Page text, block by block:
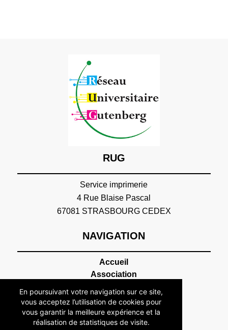
RUG
Service imprimerie
4 Rue Blaise Pascal
67081 STRASBOURG CEDEX
NAVIGATION
Accueil
Association
Devenir adhérent
Statuts
Membres
En poursuivant votre navigation sur ce site,
vous acceptez l’utilisation de cookies pour
vous garantir la meilleure expérience et la
réalisation de statistiques de visite.